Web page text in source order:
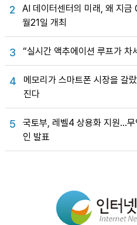
2
AI 데이터센터의 미래, 왜 지
월21일 개최
3 “실시간 액추에이션 루프가 차
4
메모리가 스마트폰 시장을 갈
진다
5
국토부, 레벨4 상용화 지원…
인 발표